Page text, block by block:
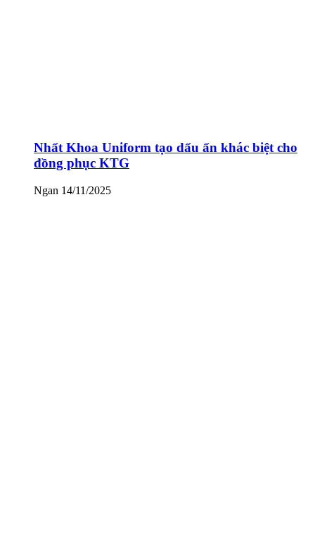
Nhất Khoa Uniform tạo dấu ấn khác biệt cho
đồng phục KTG
Ngan 14/11/2025